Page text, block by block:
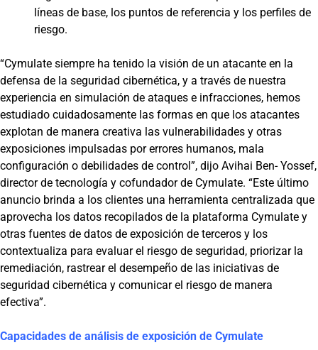
líneas de base, los puntos de referencia y los perfiles de
riesgo.
“Cymulate siempre ha tenido la visión de un atacante en la
defensa de la seguridad cibernética, y a través de nuestra
experiencia en simulación de ataques e infracciones, hemos
estudiado cuidadosamente las formas en que los atacantes
explotan de manera creativa las vulnerabilidades y otras
exposiciones impulsadas por errores humanos, mala
configuración o debilidades de control”, dijo Avihai Ben- Yossef,
director de tecnología y cofundador de Cymulate. “Este último
anuncio brinda a los clientes una herramienta centralizada que
aprovecha los datos recopilados de la plataforma Cymulate y
otras fuentes de datos de exposición de terceros y los
contextualiza para evaluar el riesgo de seguridad, priorizar la
remediación, rastrear el desempeño de las iniciativas de
seguridad cibernética y comunicar el riesgo de manera
efectiva”.
Capacidades de análisis de exposición de Cymulate